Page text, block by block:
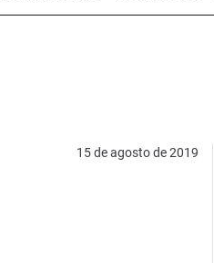
15 de agosto de 2019